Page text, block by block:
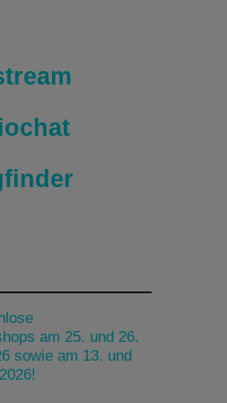
am 25. und 26.
sowie am 13. und